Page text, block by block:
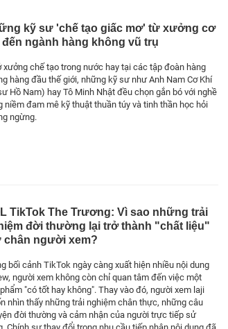
kỹ sư 'chế tạo giấc mơ' từ xưởng cơ
đến ngành hàng không vũ trụ
xưởng chế tạo trong nước hay tại các tập đoàn hàng
hàng đầu thế giới, những kỹ sư như Anh Nam Cơ Khí
Hồ Nam) hay Tô Minh Nhật đều chọn gắn bó với nghề
niềm đam mê kỹ thuật thuần túy và tinh thần học hỏi
ngừng.
TikTok The Trương: Vì sao những trải
đời thường lại trở thành "chất liệu"
chân người xem?
bối cảnh TikTok ngày càng xuất hiện nhiều nội dung
người xem không còn chỉ quan tâm đến việc một
"có tốt hay không". Thay vào đó, người xem laji
nhìn thấy những trải nghiệm chân thực, những câu
đời thường và cảm nhận của người trực tiếp sử